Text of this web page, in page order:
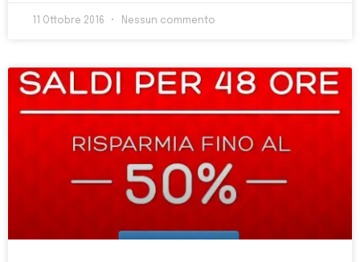
11 Ottobre 2016 Nessun commento